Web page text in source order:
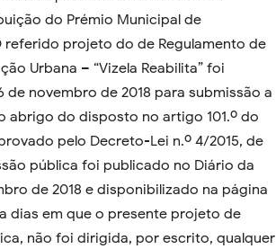
do Prémio Municipal de
referido projeto do de Regulamento de
Urbana – “Vizela Reabilita” foi
novembro de 2018 para submissão a
abrigo do disposto no artigo 101.º do
pelo Decreto-Lei n.º 4/2015, de
pública foi publicado no Diário da
de 2018 e disponibilizado na página
dias em que o presente projeto de
não foi dirigida, por escrito, qualquer